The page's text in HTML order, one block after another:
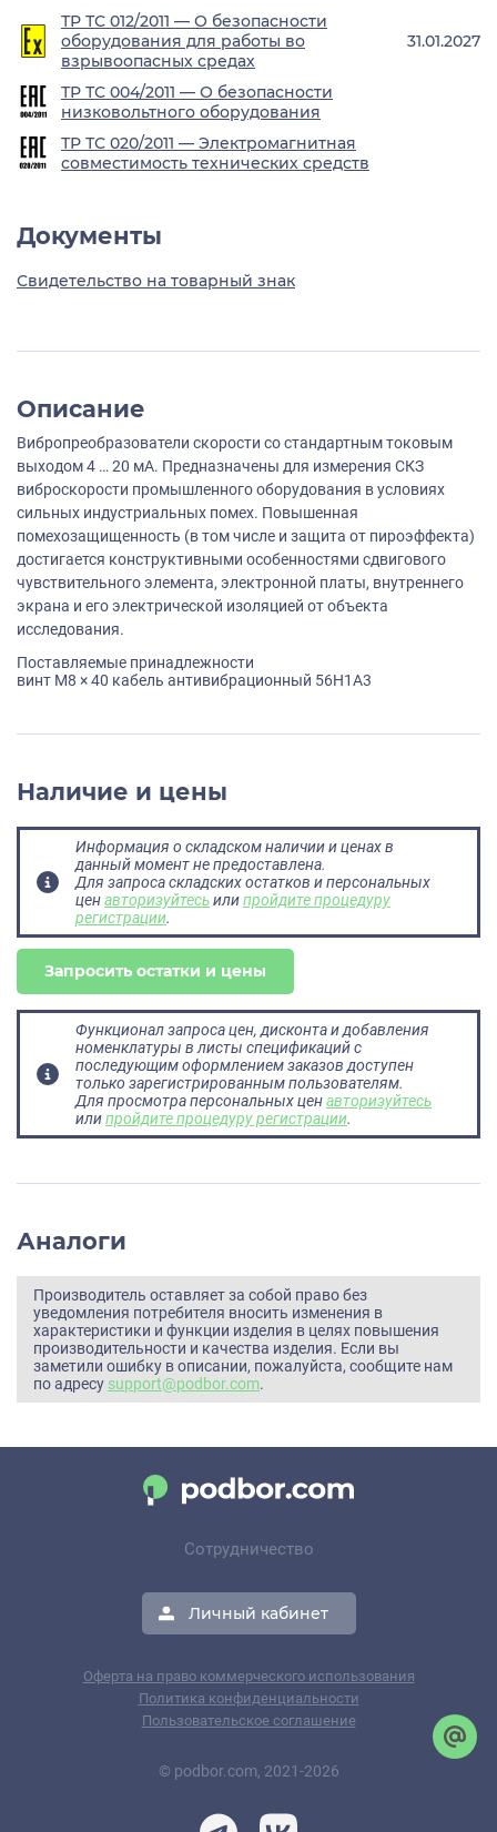
ТР ТС 012/2011 — О безопасности
оборудования для работы во
взрывоопасных средах
31.01.2027
ТР ТС 004/2011 — О безопасности
низковольтного оборудования
ТР ТС 020/2011 — Электромагнитная
совместимость технических средств
Документы
Свидетельство на товарный знак
Описание
Вибропреобразователи скорости со стандартным токовым
выходом 4 … 20 мА. Предназначены для измерения СКЗ
виброскорости промышленного оборудования в условиях
сильных индустриальных помех. Повышенная
помехозащищенность (в том числе и защита от пироэффекта)
достигается конструктивными особенностями сдвигового
чувствительного элемента, электронной платы, внутреннего
экрана и его электрической изоляцией от объекта
исследования.
Поставляемые принадлежности
винт M8 × 40 кабель антивибрационный 56H1A3
Наличие и цены
Информация о складском наличии и ценах в
данный момент не предоставлена.
Для запроса складских остатков и персональных
ценавторизуйтесьилипройдите процедуру
регистрации.
Запросить остатки и цены
Функционал запроса цен, дисконта и добавления
номенклатуры в листы спецификаций с
последующим оформлением заказов доступен
только зарегистрированным пользователям.
Для просмотра персональных ценавторизуйтесь
илипройдите процедуру регистрации.
Аналоги
Производитель оставляет за собой право без
уведомления потребителя вносить изменения в
характеристики и функции изделия в целях повышения
производительности и качества изделия. Если вы
заметили ошибку в описании, пожалуйста, сообщите нам
по адресу support@podbor.com.
Сотрудничество
Личный кабинет
Оферта на право коммерческого использования
Политика конфиденциальности
Пользовательское соглашение
© podbor.com, 2021-2026